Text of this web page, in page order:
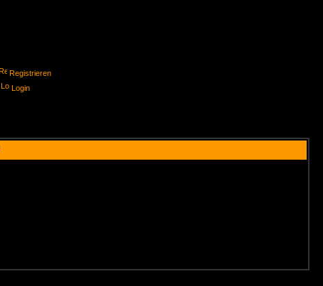
Registrieren
Login